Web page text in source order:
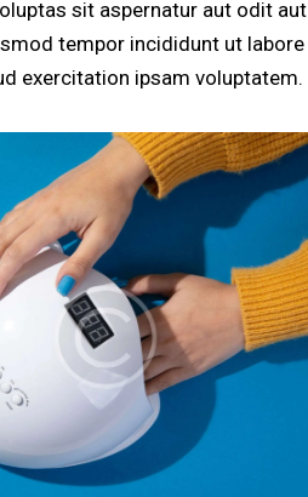
sit aspernatur aut odit aut
tempor incididunt ut labore
exercitation ipsam voluptatem.